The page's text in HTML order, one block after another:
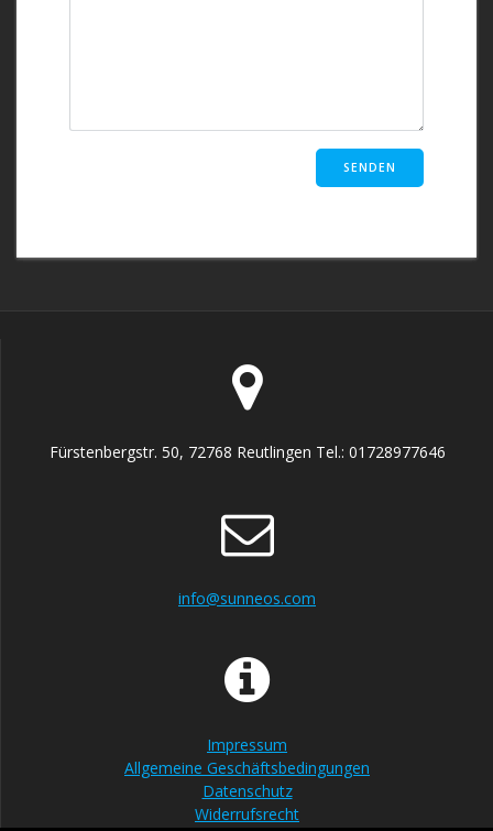
Fürstenbergstr. 50, 72768 Reutlingen Tel.: 01728977646
info@sunneos.com
Impressum
Allgemeine Geschäftsbedingungen
Datenschutz
Widerrufsrecht